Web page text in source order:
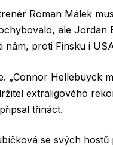
Roman Málek
ale
proti Finsku i
„Connor Hellebuyck
extraligového
třináct.
se svých